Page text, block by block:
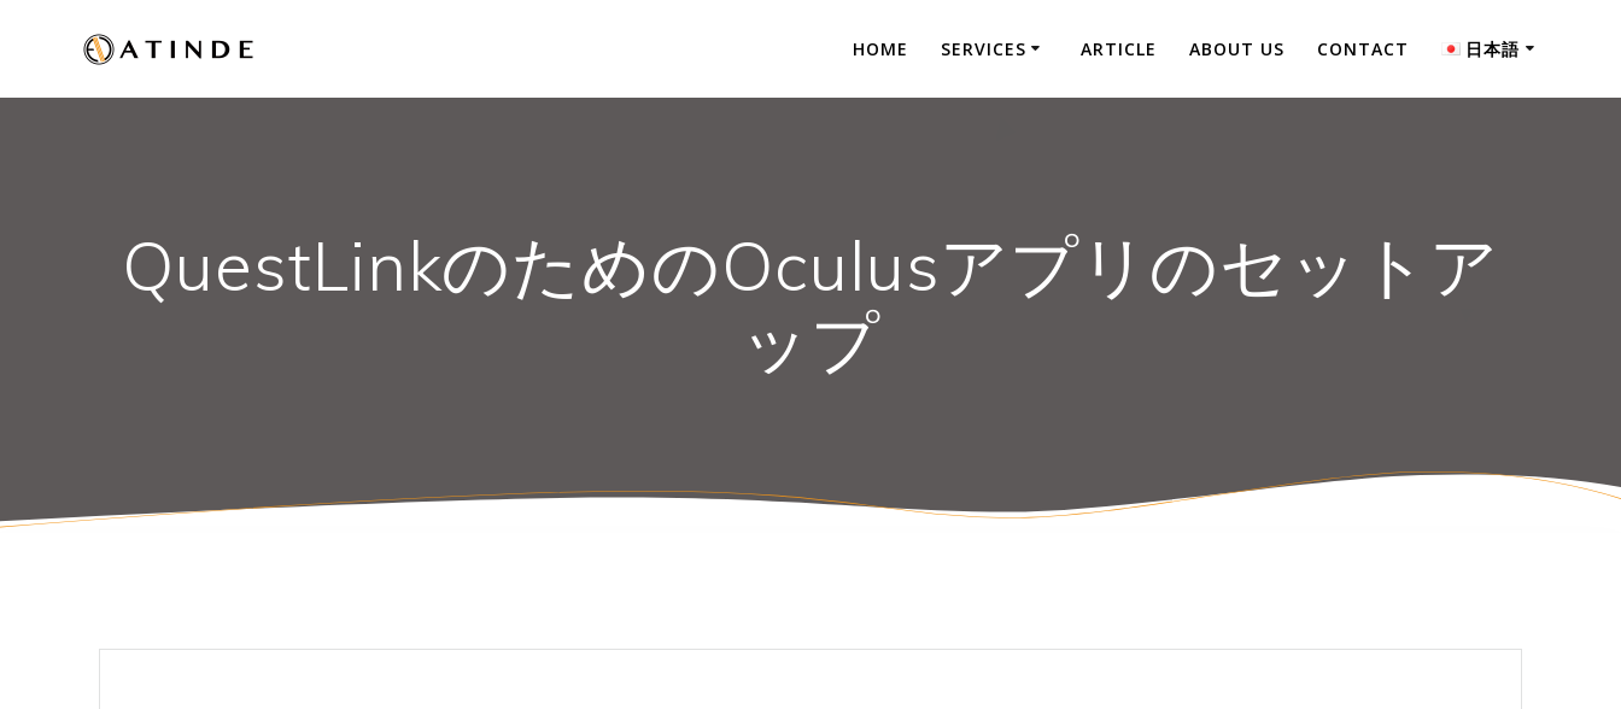
HOME SERVICES ARTICLE ABOUT US CONTACT 日本語
日本語
QuestLinkのためのOculusアプリのセットア
ップ